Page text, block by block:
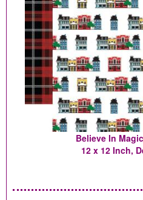
Believe In
12 x 12 Inch,